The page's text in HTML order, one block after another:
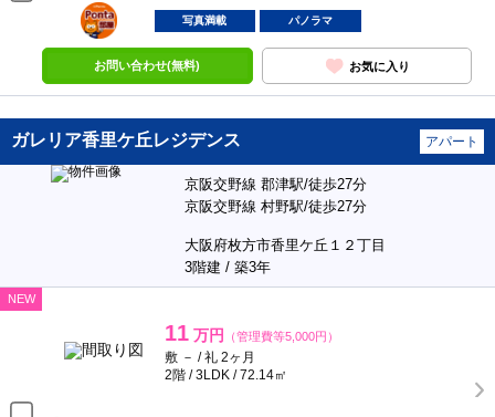
ポンタ
部屋
写真満載 パノラマ
お問い合わせ(無料) お気に入り
ガレリア香里ケ丘レジデンス アパート
京阪交野線 郡津駅/徒歩27分
京阪交野線 村野駅/徒歩27分
大阪府枚方市香里ケ丘１２丁目
3階建 / 築3年
NEW
11 万円 （管理費等5,000円）
敷 － / 礼 2ヶ月
2階 / 3LDK / 72.14㎡